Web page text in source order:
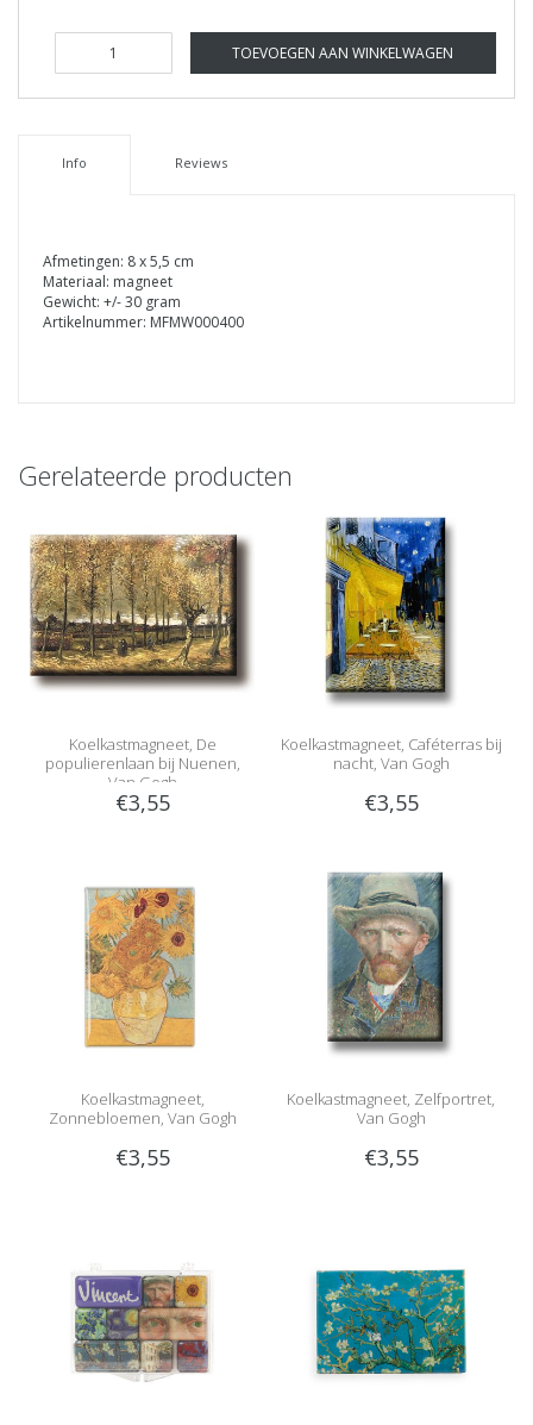
TOEVOEGEN AAN WINKELWAGEN
Info Reviews
Afmetingen: 8 x 5,5 cm
Materiaal: magneet
Gewicht: +/- 30 gram
Artikelnummer: MFMW000400
Gerelateerde producten
Koelkastmagneet, De
populierenlaan bij Nuenen,
Van Gogh
€3,55
Koelkastmagneet, Caféterras bij
nacht, Van Gogh
€3,55
Koelkastmagneet,
Zonnebloemen, Van Gogh
€3,55
Koelkastmagneet, Zelfportret,
Van Gogh
€3,55